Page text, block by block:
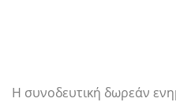
Η συνοδευτική δωρεάν